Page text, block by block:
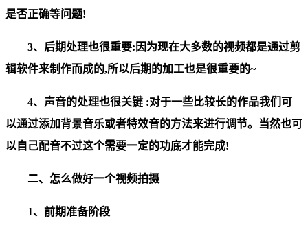
是否正确等问题!
3、后期处理也很重要:因为现在大多数的视频都是通过剪
辑软件来制作而成的,所以后期的加工也是很重要的~
4、声音的处理也很关键 :对于一些比较长的作品我们可
以通过添加背景音乐或者特效音的方法来进行调节。当然也可
以自己配音不过这个需要一定的功底才能完成!
二、怎么做好一个视频拍摄
1、前期准备阶段